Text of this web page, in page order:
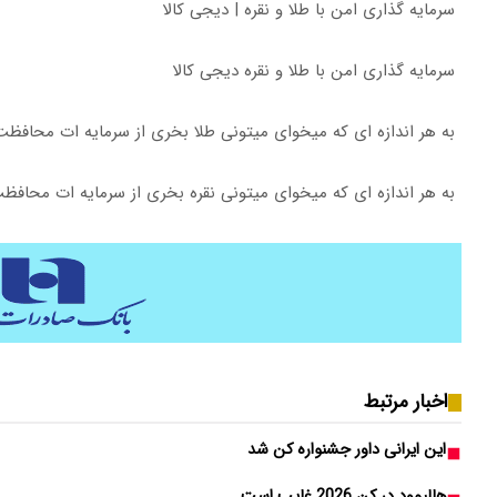
سرمایه گذاری امن با طلا و نقره | دیجی کالا
سرمایه گذاری امن با طلا و نقره دیجی کالا
به هر اندازه ای که میخوای میتونی طلا بخری از سرمایه ات
به هر اندازه ای که میخوای میتونی نقره بخری از سرمایه ات
اخبار مرتبط
این ایرانی داور جشنواره کن شد